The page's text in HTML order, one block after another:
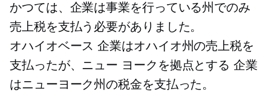
かつては、企業は事業を行っている州でのみ
売上税を支払う必要がありました。
オハイオベース 企業はオハイオ州の売上税を
支払ったが、ニュー ヨークを拠点とする 企業
はニューヨーク州の税金を支払った。